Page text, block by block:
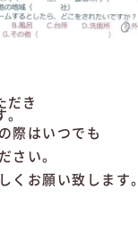
だき
。
際はいつでも
さい。
くお願い致します。